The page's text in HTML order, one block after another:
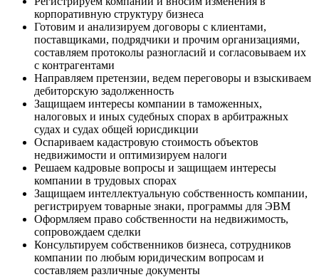
корпоративную структуру бизнеса
Готовим и анализируем договоры с клиентами,
поставщиками, подрядчики и прочим организациями,
составляем протоколы разногласий и согласовываем их
с контрагентами
Направляем претензии, ведем переговоры и взыскиваем
дебиторскую задолженность
Защищаем интересы компании в таможенных,
налоговых и иных судебных спорах в арбитражных
судах и судах общей юрисдикции
Оспариваем кадастровую стоимость объектов
недвижимости и оптимизируем налоги
Решаем кадровые вопросы и защищаем интересы
компании в трудовых спорах
Защищаем интеллектуальную собственность компании,
регистрируем товарные знаки, программы для ЭВМ
Оформляем право собственности на недвижимость,
сопровождаем сделки
Консультируем собственников бизнеса, сотрудников
компании по любым юридическим вопросам и
составляем различные документы